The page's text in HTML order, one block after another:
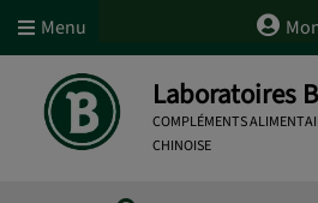
Laboratoires
COMPLÉMENTS
CHINOISE
Menu